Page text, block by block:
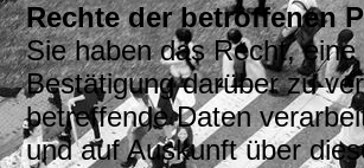
Rechte der betroffenen
Sie haben das Recht, eine
Bestätigung darüber zu
betreffende Daten
und auf Auskunft über